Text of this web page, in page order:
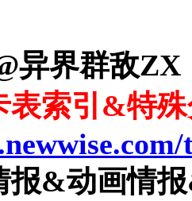
异界群敌ZX
表索引&特
报&动画情